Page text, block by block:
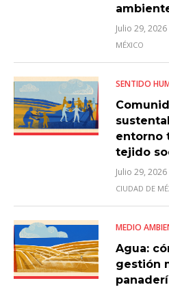
Julio 29, 2026
MÉXICO
SENTIDO
entorno
tejido
Julio 29, 2026
CIUDAD DE
MEDIO
Agua:
gestión